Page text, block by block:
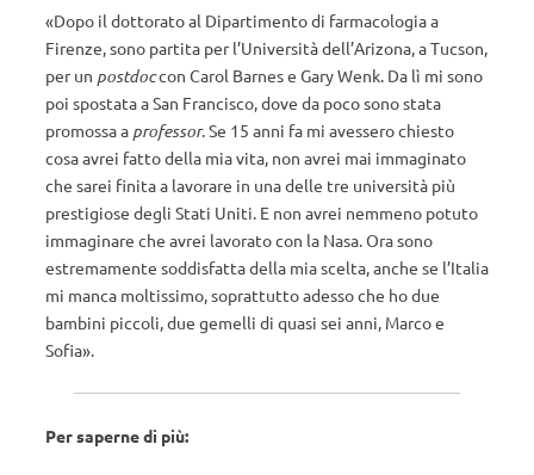
«Dopo il dottorato al Dipartimento di farmacologia a
Firenze, sono partita per l’Università dell’Arizona, a Tucson,
per un postdoccon Carol Barnes e Gary Wenk. Da lì mi sono
poi spostata a San Francisco, dove da poco sono stata
promossa a professor. Se 15 anni fa mi avessero chiesto
cosa avrei fatto della mia vita, non avrei mai immaginato
che sarei finita a lavorare in una delle tre università più
prestigiose degli Stati Uniti. E non avrei nemmeno potuto
immaginare che avrei lavorato con la Nasa. Ora sono
estremamente soddisfatta della mia scelta, anche se l’Italia
mi manca moltissimo, soprattutto adesso che ho due
bambini piccoli, due gemelli di quasi sei anni, Marco e
Sofia».
Per saperne di più: